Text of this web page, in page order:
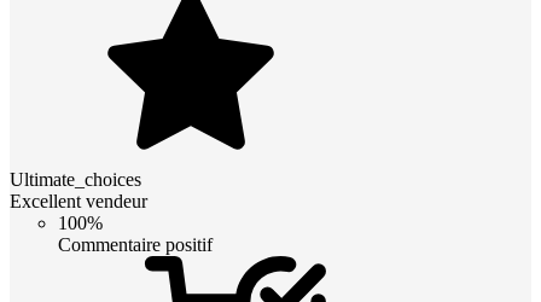
Ultimate_choices
Excellent vendeur
100%
Commentaire positif